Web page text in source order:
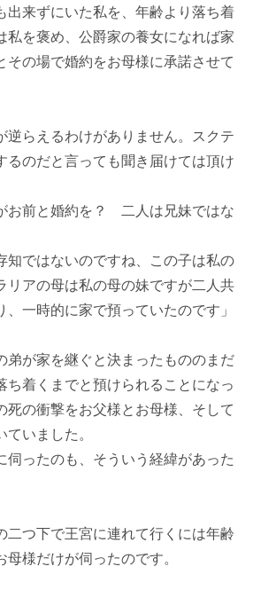
来ずにいた私を、年齢より落ち着
私を褒め、公爵家の養女になれば家
その場で婚約をお母様に承諾させて
逆らえるわけがありません。スクテ
るのだと言っても聞き届けては頂け
お前と婚約を？ 二人は兄妹ではな
知ではないのですね、この子は私の
リアの母は私の母の妹ですが二人共
、一時的に家で預っていたのです」
が家を継ぐと決まったもののまだ
ち着くまでと預けられることになっ
死の衝撃をお父様とお母様、そして
いました。
ったのも、そういう経緯があった
つ下で王宮に連れて行くには年齢
様だけが伺ったのです。